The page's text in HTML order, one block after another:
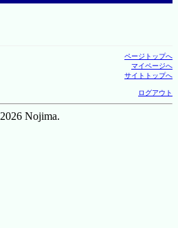
ページトップへ
マイページへ
サイトトップへ
ログアウト
Nojima.